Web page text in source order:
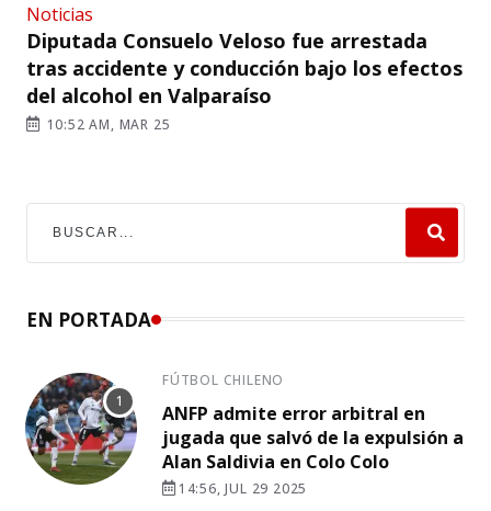
Noticias
Diputada Consuelo Veloso fue arrestada
tras accidente y conducción bajo los efectos
del alcohol en Valparaíso
10:52 AM, MAR 25
EN PORTADA
FÚTBOL CHILENO
ANFP admite error arbitral en
jugada que salvó de la expulsión a
Alan Saldivia en Colo Colo
14:56, JUL 29 2025